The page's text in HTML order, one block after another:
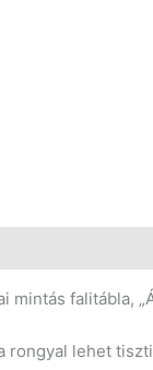
mintás falitábla,
rongyal lehet